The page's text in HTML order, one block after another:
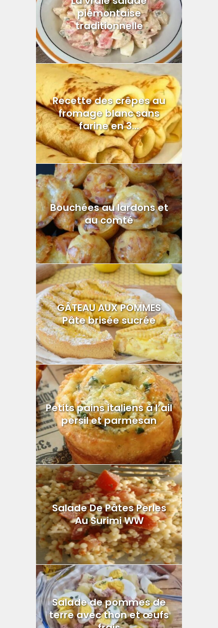
piémontaise
traditionnelle
Recette des crêpes au
fromage blanc sans
farine en 3...
Bouchées au lardons et
au comté
GÂTEAU AUX POMMES
Pâte brisée sucrée
Petits pains italiens à l’ail
persil et parmesan
Salade De Pâtes Perles
Au Surimi WW
Salade de pommes de
terre avec thon et œufs